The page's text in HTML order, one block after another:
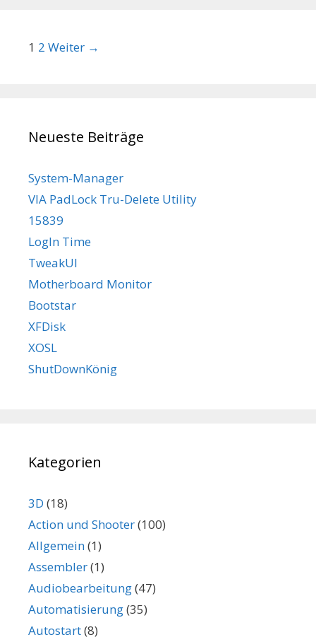
Beitrags-Navigation
1 2 Weiter →
Neueste Beiträge
System-Manager
VIA PadLock Tru-Delete Utility
15839
LogIn Time
TweakUI
Motherboard Monitor
Bootstar
XFDisk
XOSL
ShutDownKönig
Kategorien
3D (18)
Action und Shooter(100)
Allgemein(1)
Assembler(1)
Audiobearbeitung(47)
Automatisierung(35)
Autostart(8)